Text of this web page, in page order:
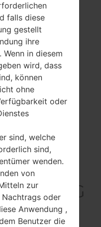
akaLG
falls diese
gestellt
ihre
in diesem
wird, dass
können
ohne
oder
sind, welche
sind,
wenden.
von
zur
oder
Anwendung ,
Benutzer die